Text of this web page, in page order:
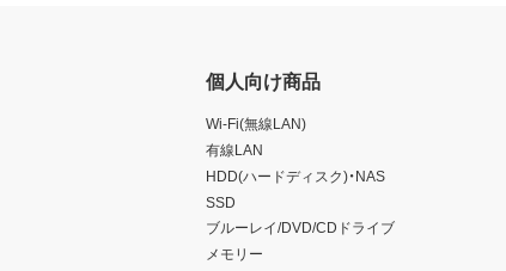
個人向け商品
Wi-Fi(無線LAN)
有線LAN
HDD(ハードディスク)・NAS
SSD
ブルーレイ/DVD/CDドライブ
メモリー